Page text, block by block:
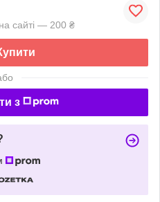
сайті — 200 ₴
з